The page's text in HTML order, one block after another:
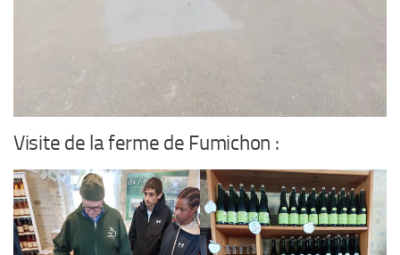
Visite de la ferme de Fumichon :